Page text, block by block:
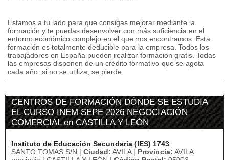
Estamos a tu lado para que consigas mejorar mediante la
formación y te puedas desenvolver con más suficiencia en el
entorno económico complejo en el que nos encontramos. Esta
formación es totalmente deducible para la empresa. Todos los
trabajadores en España pueden realizar formación gratis. Todas
las empresas disponen de un crédito formativo que se agota
cada año: si no se utiliza, se pierde
CENTROS DE FORMACIÓN DÓNDE SE ESTUDIA
EL CURSO INEM SEPE 2026 NEGOCIACIÓN
COMERCIAL en CASTILLA Y LEÓN
Instituto de Educación Secundaria (IES) 1743
SANTO TOMAS S/N | Ciudad: AVILA | Provincia: AVILA